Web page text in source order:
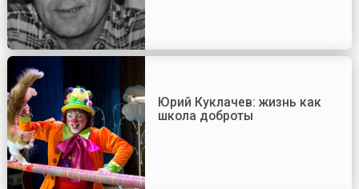
Юрий Куклачев: жизнь как
школа доброты